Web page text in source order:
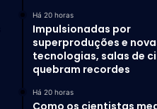
Há 20 horas
Impulsionadas por
superproduções e
tecnologias, salas de
quebram recordes
Há 20 horas
Como os cientistas